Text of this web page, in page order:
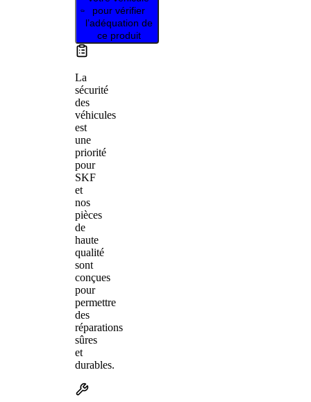
pour vérifier
l’adéquation de
ce produit
La
sécurité
des
véhicules
est
une
priorité
pour
SKF
et
nos
pièces
de
haute
qualité
sont
conçues
pour
permettre
des
réparations
sûres
et
durables.